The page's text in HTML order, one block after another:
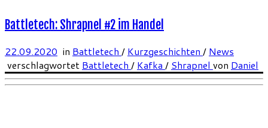
Battletech: Shrapnel #2 im Handel
22.09.2020 in Battletech / Kurzgeschichten / News
verschlagwortet Battletech / Kafka / Shrapnel von Daniel